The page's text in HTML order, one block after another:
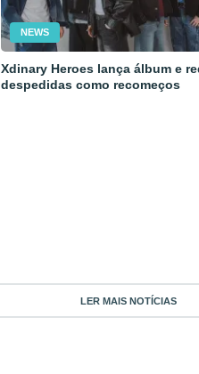
NEWS
Xdinary Heroes lança álbum e
despedidas como recomeços
LER MAIS NOTÍCIAS